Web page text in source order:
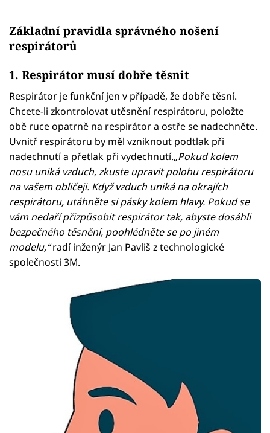
Základní pravidla správného nošení
respirátorů
1. Respirátor musí dobře těsnit
Respirátor je funkční jen v případě, že dobře těsní.
Chcete-li zkontrolovat utěsnění respirátoru, položte
obě ruce opatrně na respirátor a ostře se nadechněte.
Uvnitř respirátoru by měl vzniknout podtlak při
nadechnutí a přetlak při vydechnutí.„Pokud kolem
nosu uniká vzduch, zkuste upravit polohu respirátoru
na vašem obličeji. Když vzduch uniká na okrajích
respirátoru, utáhněte si pásky kolem hlavy. Pokud se
vám nedaří přizpůsobit respirátor tak, abyste dosáhli
bezpečného těsnění, poohlédněte se po jiném
modelu,“radí inženýr Jan Pavliš z technologické
společnosti 3M.